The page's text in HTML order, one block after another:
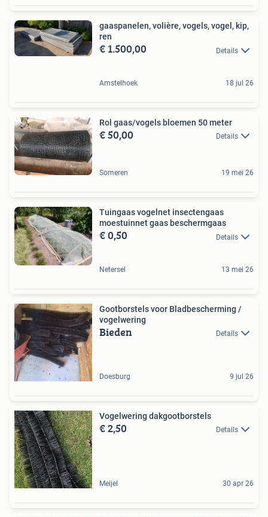
gaaspanelen, volière, vogels, vogel, kip,
ren
€ 1.500,00 Details
Amstelhoek 18 jul 26
Rol gaas/vogels bloemen 50 meter
€ 50,00 Details
Someren 19 mei 26
Tuingaas vogelnet insectengaas
moestuinnet gaas beschermgaas
€ 0,50 Details
Netersel 13 mei 26
Gootborstels voor Bladbescherming /
vogelwering
Bieden Details
Doesburg 9 jul 26
Vogelwering dakgootborstels
€ 2,50 Details
Meijel 30 apr 26